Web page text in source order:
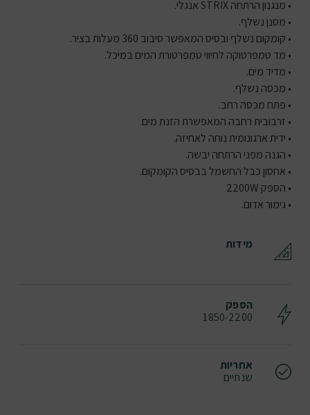
• מנגנון הרתחה STRIX אנגלי.
• מסנן נשלף.
• קומקום נשלף ובסיס המאפשר סיבוב 360 מעלות בציר.
• מד טמפרטוקה לחיווי טמפרטורת המים במיכל.
• מדיד מים.
• מכסה נשלף.
• פתח מכסה רחב.
• זרבובית רחבה המאפשרת הזנת מים.
• ידית ארגונומית נוחה לאחיזה.
• הגנה מפני הרתחה יבשה.
• אחסון כבל החשמל בבסיס הקומקום.
• הספק 2200W
• גימור אדום.
מידות
הספק
1850-2200
אחריות
שנתיים